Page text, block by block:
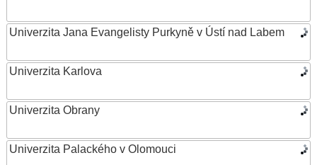
Univerzita Jana Evangelisty Purkyně v Ústí nad Labem
Univerzita Karlova
Univerzita Obrany
Univerzita Palackého v Olomouci